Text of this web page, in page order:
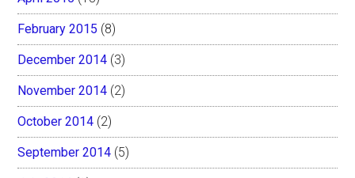
February 2015 (8)
December 2014 (3)
November 2014 (2)
October 2014 (2)
September 2014 (5)